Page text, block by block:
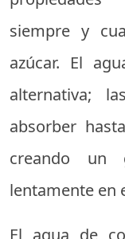
siempre y
azúcar. El
alternativa;
absorber
creando un
lentamente en
El agua de